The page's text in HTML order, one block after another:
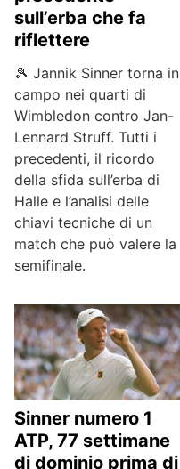
sull’erba che fa
riflettere
🎾 Jannik Sinner torna in
campo nei quarti di
Wimbledon contro Jan-
Lennard Struff. Tutti i
precedenti, il ricordo
della sfida sull’erba di
Halle e l’analisi delle
chiavi tecniche di un
match che può valere la
semifinale.
Sinner numero 1
ATP, 77 settimane
di dominio prima di